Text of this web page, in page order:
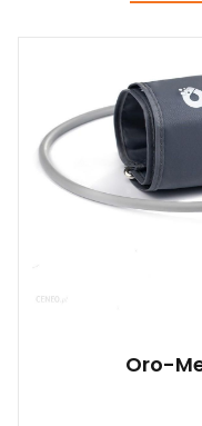
Oro-